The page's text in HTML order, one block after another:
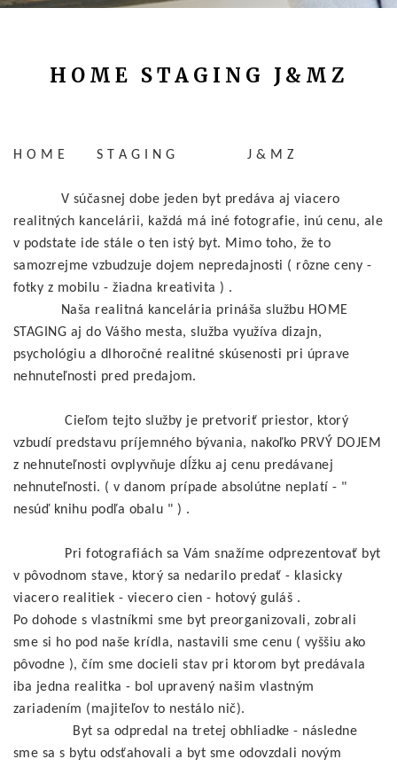
HOME STAGING J&MZ
H O M E S T A G I N G J & M Z
V súčasnej dobe jeden byt predáva aj viacero
realitných kancelárii, každá má iné fotografie, inú cenu, ale
v podstate ide stále o ten istý byt. Mimo toho, že to
samozrejme vzbudzuje dojem nepredajnosti ( rôzne ceny -
fotky z mobilu - žiadna kreativita ) .
Naša realitná kancelária prináša službu HOME
STAGING aj do Vášho mesta, služba využíva dizajn,
psychológiu a dlhoročné realitné skúsenosti pri úprave
nehnuteľnosti pred predajom.
Cieľom tejto služby je pretvoriť priestor, ktorý
vzbudí predstavu príjemného bývania, nakoľko PRVÝ DOJEM
z nehnuteľnosti ovplyvňuje dĺžku aj cenu predávanej
nehnuteľnosti. ( v danom prípade absolútne neplatí - "
nesúď knihu podľa obalu " ) .
Pri fotografiách sa Vám snažíme odprezentovať byt
v pôvodnom stave, ktorý sa nedarilo predať - klasicky
viacero realitiek - viecero cien - hotový guláš .
Po dohode s vlastníkmi sme byt preorganizovali, zobrali
sme si ho pod naše krídla, nastavili sme cenu ( vyššiu ako
pôvodne ), čím sme docieli stav pri ktorom byt predávala
iba jedna realitka - bol upravený našim vlastným
zariadením (majiteľov to nestálo nič).
Byt sa odpredal na tretej obhliadke - následne
sme sa s bytu odsťahovali a byt sme odovzdali novým